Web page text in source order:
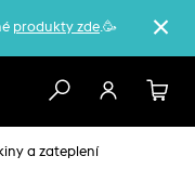
produkty zde.🥳
a zateplení